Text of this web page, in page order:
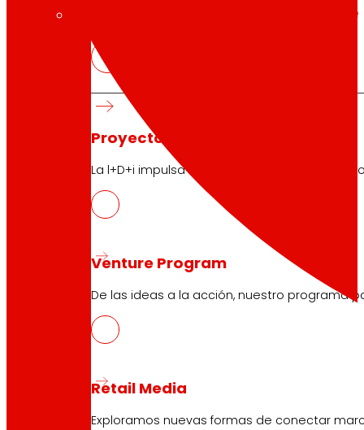
nos mueve
Proyectos de innovación
La l+D+i impulsa nuestra transformación,
Venture Program
De las ideas a la acción, nuestro programa
Retail Media
Exploramos nuevas formas de conectar